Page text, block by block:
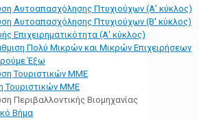
Αυτοαπασχόλησης Πτυχιούχων (Α' κύκλος)
Αυτοαπασχόλησης Πτυχιούχων (Β' κύκλος)
Επιχειρηματικότητα (Α' κύκλος)
Πολύ Μικρών και Μικρών Επιχειρήσεων
Έξω
Τουριστικών ΜΜΕ
Τουριστικών ΜΜΕ
Περιβαλλοντικής Βιομηχανίας
Βήμα